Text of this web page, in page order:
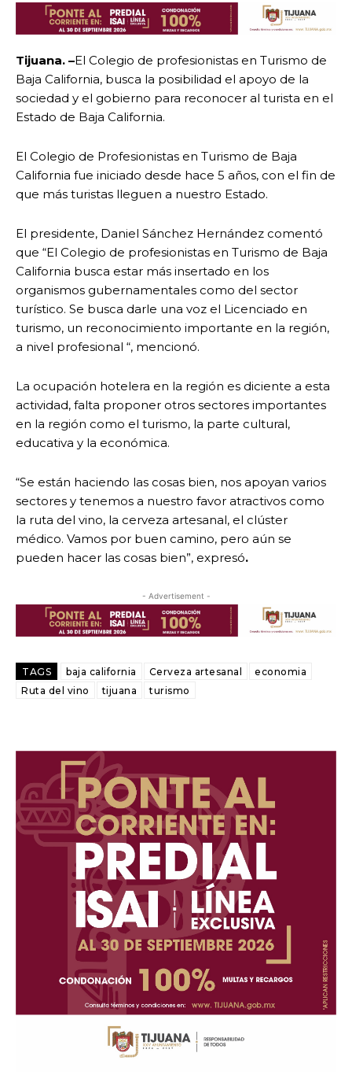
Tijuana. –El Colegio de profesionistas en Turismo de
Baja California, busca la posibilidad el apoyo de la
sociedad y el gobierno para reconocer al turista en el
Estado de Baja California.
El Colegio de Profesionistas en Turismo de Baja
California fue iniciado desde hace 5 años, con el fin de
que más turistas lleguen a nuestro Estado.
El presidente, Daniel Sánchez Hernández comentó
que “El Colegio de profesionistas en Turismo de Baja
California busca estar más insertado en los
organismos gubernamentales como del sector
turístico. Se busca darle una voz el Licenciado en
turismo, un reconocimiento importante en la región,
a nivel profesional “, mencionó.
La ocupación hotelera en la región es diciente a esta
actividad, falta proponer otros sectores importantes
en la región como el turismo, la parte cultural,
educativa y la económica.
“Se están haciendo las cosas bien, nos apoyan varios
sectores y tenemos a nuestro favor atractivos como
la ruta del vino, la cerveza artesanal, el clúster
médico. Vamos por buen camino, pero aún se
pueden hacer las cosas bien”, expresó.
- Advertisement -
TAGS baja california Cerveza artesanal
economia
Ruta del vino
tijuana turismo